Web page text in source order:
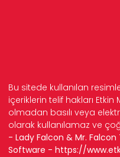
Bu sitede kullanılan
içeriklerin telif hakları
olmadan basılı veya
olarak kullanılamaz ve
- Lady Falcon & Mr. Falcon
Software - https://